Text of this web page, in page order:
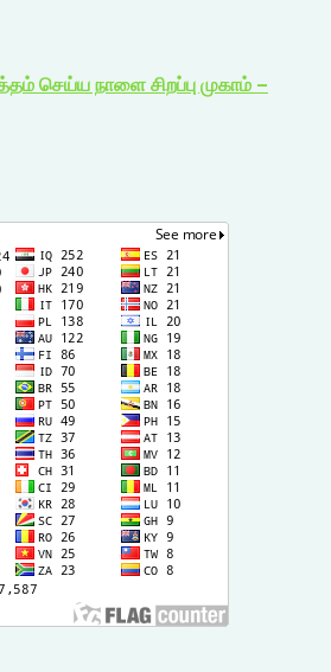
செய்ய நாளை சிறப்பு முகாம் –